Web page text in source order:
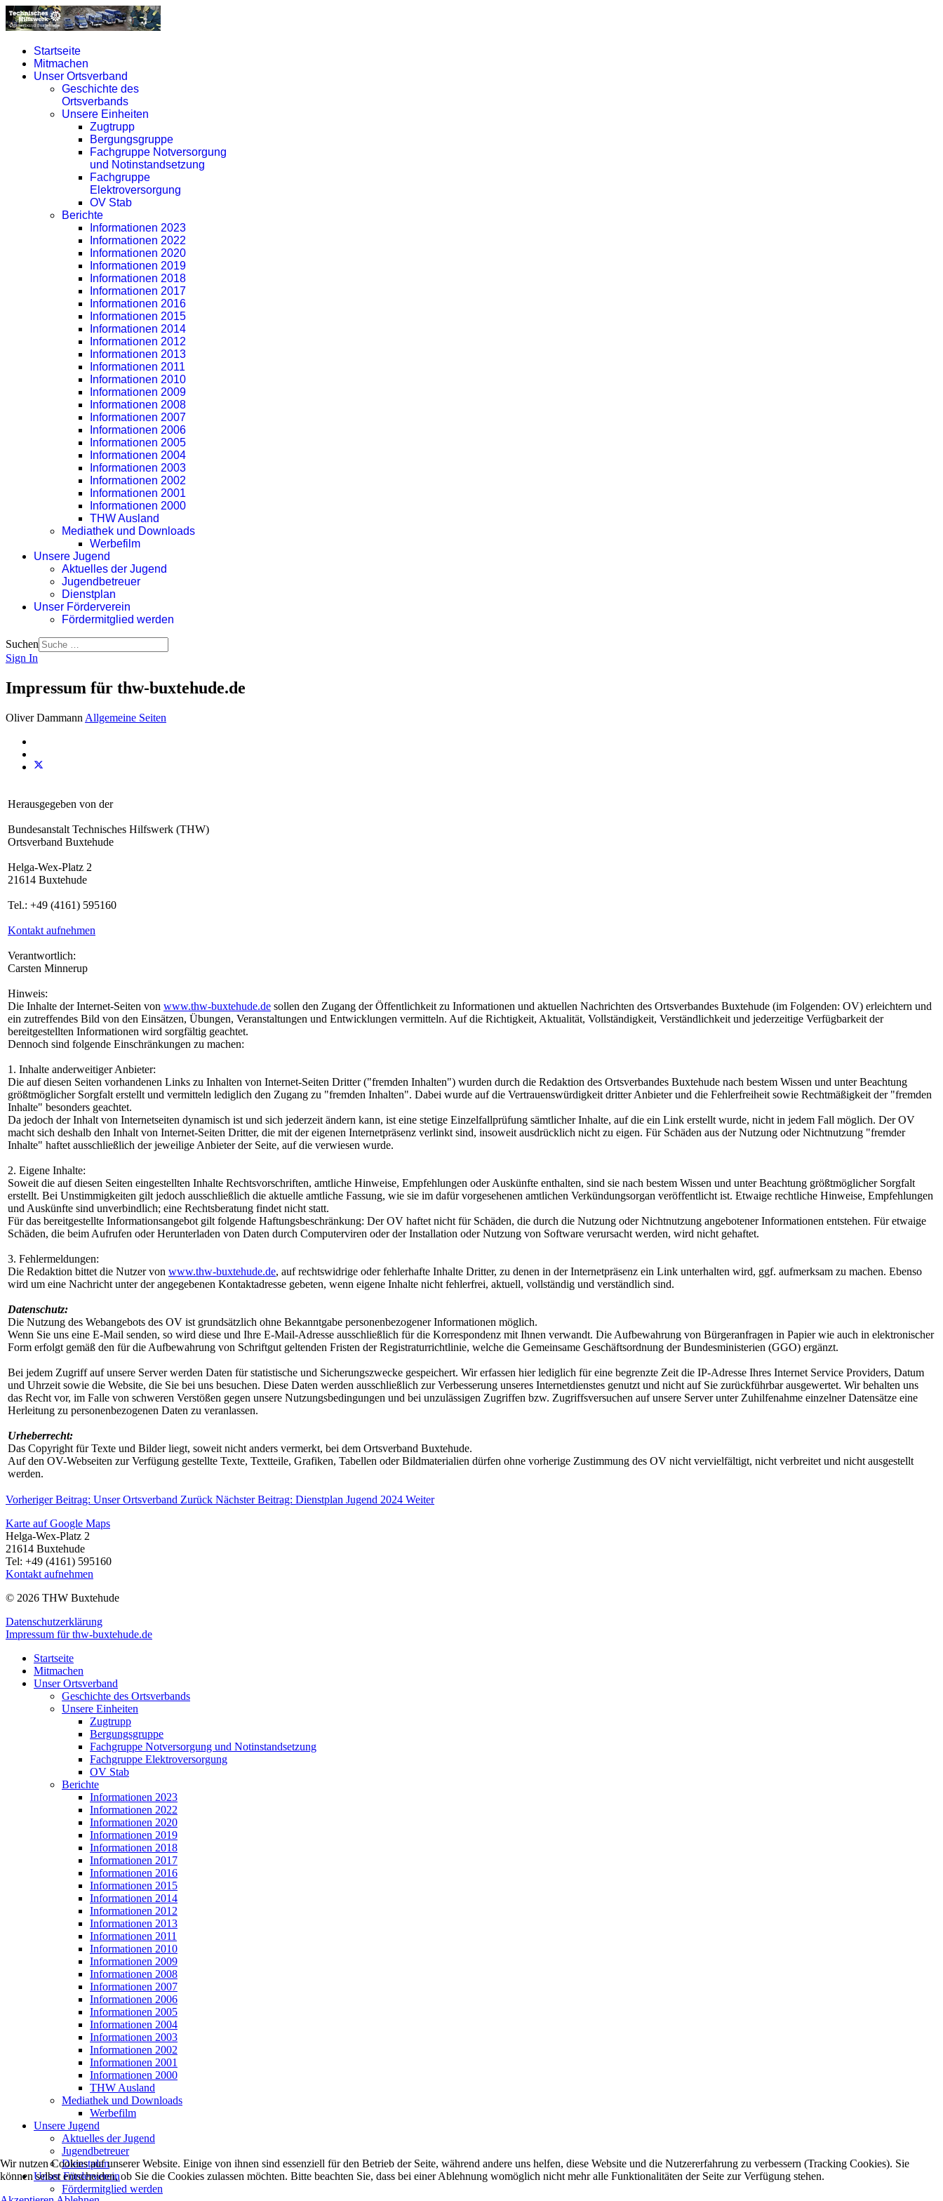
Startseite
Mitmachen
Unser Ortsverband
Geschichte des
Ortsverbands
Unsere Einheiten
Zugtrupp
Bergungsgruppe
Fachgruppe Notversorgung
und Notinstandsetzung
Fachgruppe
Elektroversorgung
OV Stab
Berichte
Informationen 2023
Informationen 2022
Informationen 2020
Informationen 2019
Informationen 2018
Informationen 2017
Informationen 2016
Informationen 2015
Informationen 2014
Informationen 2012
Informationen 2013
Informationen 2011
Informationen 2010
Informationen 2009
Informationen 2008
Informationen 2007
Informationen 2006
Informationen 2005
Informationen 2004
Informationen 2003
Informationen 2002
Informationen 2001
Informationen 2000
THW Ausland
Mediathek und Downloads
Werbefilm
Unsere Jugend
Aktuelles der Jugend
Jugendbetreuer
Dienstplan
Unser Förderverein
Fördermitglied werden
Suchen
Sign In
Impressum für thw-buxtehude.de
Oliver Dammann Allgemeine Seiten
Herausgegeben von der
Bundesanstalt Technisches Hilfswerk (THW)
Ortsverband Buxtehude
Helga-Wex-Platz 2
21614 Buxtehude
Tel.: +49 (4161) 595160
Kontakt aufnehmen
Verantwortlich:
Carsten Minnerup
Hinweis:
Die Inhalte der Internet-Seiten von www.thw-buxtehude.de sollen den Zugang der Öffentlichkeit zu Informationen und aktuellen Nachrichten des Ortsverbandes Buxtehude (im Folgenden: OV) erleichtern und
ein zutreffendes Bild von den Einsätzen, Übungen, Veranstaltungen und Entwicklungen vermitteln. Auf die Richtigkeit, Aktualität, Vollständigkeit, Verständlichkeit und jederzeitige Verfügbarkeit der
bereitgestellten Informationen wird sorgfältig geachtet.
Dennoch sind folgende Einschränkungen zu machen:
1. Inhalte anderweitiger Anbieter:
Die auf diesen Seiten vorhandenen Links zu Inhalten von Internet-Seiten Dritter ("fremden Inhalten") wurden durch die Redaktion des Ortsverbandes Buxtehude nach bestem Wissen und unter Beachtung
größtmöglicher Sorgfalt erstellt und vermitteln lediglich den Zugang zu "fremden Inhalten". Dabei wurde auf die Vertrauenswürdigkeit dritter Anbieter und die Fehlerfreiheit sowie Rechtmäßigkeit der "fremden
Inhalte" besonders geachtet.
Da jedoch der Inhalt von Internetseiten dynamisch ist und sich jederzeit ändern kann, ist eine stetige Einzelfallprüfung sämtlicher Inhalte, auf die ein Link erstellt wurde, nicht in jedem Fall möglich. Der OV
macht sich deshalb den Inhalt von Internet-Seiten Dritter, die mit der eigenen Internetpräsenz verlinkt sind, insoweit ausdrücklich nicht zu eigen. Für Schäden aus der Nutzung oder Nichtnutzung "fremder
Inhalte" haftet ausschließlich der jeweilige Anbieter der Seite, auf die verwiesen wurde.
2. Eigene Inhalte:
Soweit die auf diesen Seiten eingestellten Inhalte Rechtsvorschriften, amtliche Hinweise, Empfehlungen oder Auskünfte enthalten, sind sie nach bestem Wissen und unter Beachtung größtmöglicher Sorgfalt
erstellt. Bei Unstimmigkeiten gilt jedoch ausschließlich die aktuelle amtliche Fassung, wie sie im dafür vorgesehenen amtlichen Verkündungsorgan veröffentlicht ist. Etwaige rechtliche Hinweise, Empfehlungen
und Auskünfte sind unverbindlich; eine Rechtsberatung findet nicht statt.
Für das bereitgestellte Informationsangebot gilt folgende Haftungsbeschränkung: Der OV haftet nicht für Schäden, die durch die Nutzung oder Nichtnutzung angebotener Informationen entstehen. Für etwaige
Schäden, die beim Aufrufen oder Herunterladen von Daten durch Computerviren oder der Installation oder Nutzung von Software verursacht werden, wird nicht gehaftet.
3. Fehlermeldungen:
Die Redaktion bittet die Nutzer von www.thw-buxtehude.de, auf rechtswidrige oder fehlerhafte Inhalte Dritter, zu denen in der Internetpräsenz ein Link unterhalten wird, ggf. aufmerksam zu machen. Ebenso
wird um eine Nachricht unter der angegebenen Kontaktadresse gebeten, wenn eigene Inhalte nicht fehlerfrei, aktuell, vollständig und verständlich sind.
Datenschutz:
Die Nutzung des Webangebots des OV ist grundsätzlich ohne Bekanntgabe personenbezogener Informationen möglich.
Wenn Sie uns eine E-Mail senden, so wird diese und Ihre E-Mail-Adresse ausschließlich für die Korrespondenz mit Ihnen verwandt. Die Aufbewahrung von Bürgeranfragen in Papier wie auch in elektronischer
Form erfolgt gemäß den für die Aufbewahrung von Schriftgut geltenden Fristen der Registraturrichtlinie, welche die Gemeinsame Geschäftsordnung der Bundesministerien (GGO) ergänzt.
Bei jedem Zugriff auf unsere Server werden Daten für statistische und Sicherungszwecke gespeichert. Wir erfassen hier lediglich für eine begrenzte Zeit die IP-Adresse Ihres Internet Service Providers, Datum
und Uhrzeit sowie die Website, die Sie bei uns besuchen. Diese Daten werden ausschließlich zur Verbesserung unseres Internetdienstes genutzt und nicht auf Sie zurückführbar ausgewertet. Wir behalten uns
das Recht vor, im Falle von schweren Verstößen gegen unsere Nutzungsbedingungen und bei unzulässigen Zugriffen bzw. Zugriffsversuchen auf unsere Server unter Zuhilfenahme einzelner Datensätze eine
Herleitung zu personenbezogenen Daten zu veranlassen.
Urheberrecht:
Das Copyright für Texte und Bilder liegt, soweit nicht anders vermerkt, bei dem Ortsverband Buxtehude.
Auf den OV-Webseiten zur Verfügung gestellte Texte, Textteile, Grafiken, Tabellen oder Bildmaterialien dürfen ohne vorherige Zustimmung des OV nicht vervielfältigt, nicht verbreitet und nicht ausgestellt
werden.
Vorheriger Beitrag: Unser Ortsverband Zurück Nächster Beitrag: Dienstplan Jugend 2024 Weiter
Karte auf Google Maps
Helga-Wex-Platz 2
21614 Buxtehude
Tel: +49 (4161) 595160
Kontakt aufnehmen
© 2026 THW Buxtehude
Datenschutzerklärung
Impressum für thw-buxtehude.de
Startseite
Mitmachen
Unser Ortsverband
Geschichte des Ortsverbands
Unsere Einheiten
Zugtrupp
Bergungsgruppe
Fachgruppe Notversorgung und Notinstandsetzung
Fachgruppe Elektroversorgung
OV Stab
Berichte
Informationen 2023
Informationen 2022
Informationen 2020
Informationen 2019
Informationen 2018
Informationen 2017
Informationen 2016
Informationen 2015
Informationen 2014
Informationen 2012
Informationen 2013
Informationen 2011
Informationen 2010
Informationen 2009
Informationen 2008
Informationen 2007
Informationen 2006
Informationen 2005
Informationen 2004
Informationen 2003
Informationen 2002
Informationen 2001
Informationen 2000
THW Ausland
Mediathek und Downloads
Werbefilm
Unsere Jugend
Aktuelles der Jugend
Jugendbetreuer
Dienstplan
Unser Förderverein
Fördermitglied werden
Wir nutzen Cookies auf unserer Website. Einige von ihnen sind essenziell für den Betrieb der Seite, während andere uns helfen, diese Website und die Nutzererfahrung zu verbessern (Tracking Cookies). Sie
können selbst entscheiden, ob Sie die Cookies zulassen möchten. Bitte beachten Sie, dass bei einer Ablehnung womöglich nicht mehr alle Funktionalitäten der Seite zur Verfügung stehen.